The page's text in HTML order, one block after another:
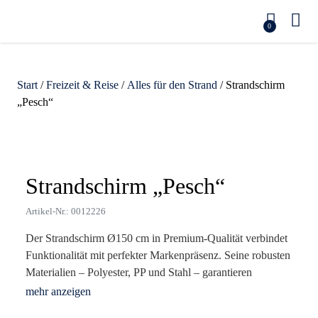
0
Start /Freizeit & Reise / Alles für den Strand / Strandschirm
„Pesch“
Strandschirm „Pesch“
Artikel-Nr.: 0012226
Der Strandschirm Ø150 cm in Premium-Qualität verbindet
Funktionalität mit perfekter Markenpräsenz. Seine robusten
Materialien – Polyester, PP und Stahl – garantieren
Langlebigkeit und Schutz, während die leuchtenden Farben